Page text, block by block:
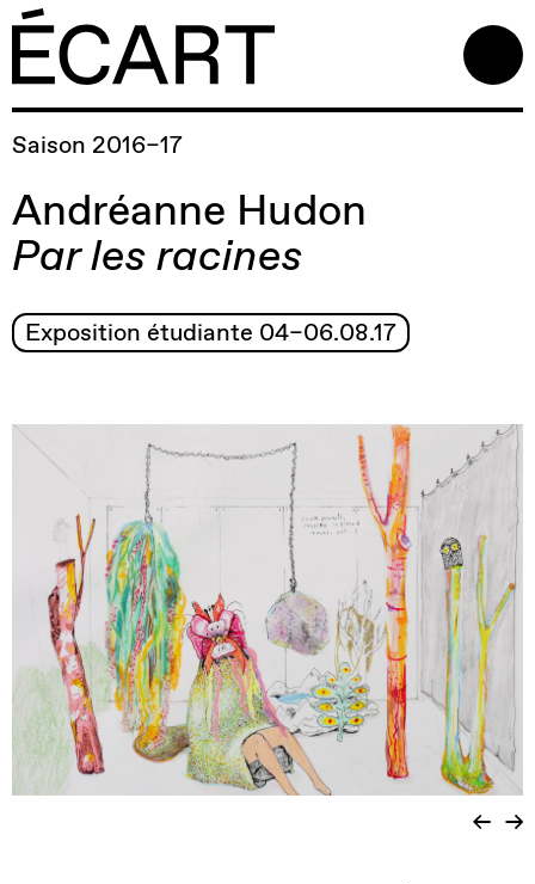
Saison 2016–17
Andréanne Hudon
Par les racines
Exposition étudiante 04–06.08.17